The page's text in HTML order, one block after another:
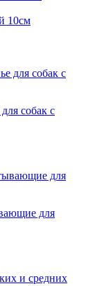
10см
собак с
для